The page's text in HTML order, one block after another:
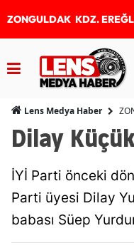
ZONGULDAK KDZ.
Lens Medya Haber
Dilay
İYİ Parti önceki
Parti üyesi Dilay
babası Süep